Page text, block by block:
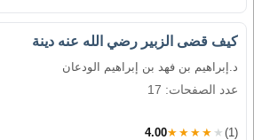
كيف قضى الزبير رضي الله عنه دينة
د.إبراهيم بن فهد بن إبراهيم الودعان
عدد الصفحات: 17
4.00★★★★★ (1)